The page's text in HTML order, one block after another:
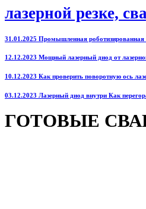
лазерной резке,
31.01.2025 Промышленная роботизированная
12.12.2023 Мощный лазерный диод от
10.12.2023 Как проверить поворотную ось
03.12.2023 Лазерный диод внутри Как
ГОТОВЫЕ